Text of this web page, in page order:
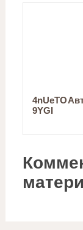
4nUeTO
9YGI